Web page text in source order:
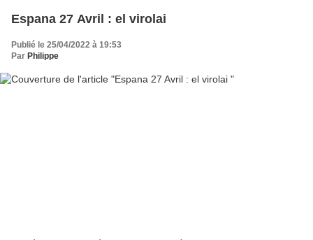
Espana 27 Avril : el virolai
Publié le 25/04/2022 à 19:53
Par Philippe